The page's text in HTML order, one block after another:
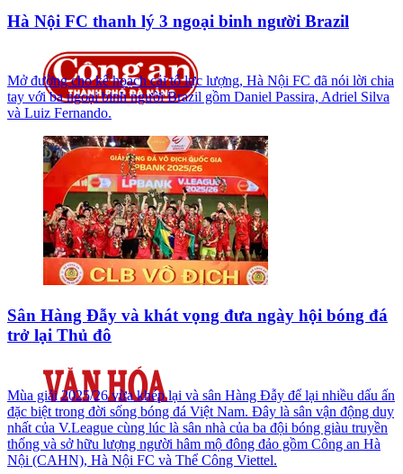
Hà Nội FC thanh lý 3 ngoại binh người Brazil
Mở đường cho kế hoạch cải tổ lực lượng, Hà Nội FC đã nói lời chia
tay với ba ngoại binh người Brazil gồm Daniel Passira, Adriel Silva
và Luiz Fernando.
Sân Hàng Đẫy và khát vọng đưa ngày hội bóng đá
trở lại Thủ đô
Mùa giải 2025/26 vừa khép lại và sân Hàng Đẫy để lại nhiều dấu ấn
đặc biệt trong đời sống bóng đá Việt Nam. Đây là sân vận động duy
nhất của V.League cùng lúc là sân nhà của ba đội bóng giàu truyền
thống và sở hữu lượng người hâm mộ đông đảo gồm Công an Hà
Nội (CAHN), Hà Nội FC và Thể Công Viettel.